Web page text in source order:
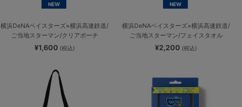
NEW
横浜DeNAベイスターズ×横浜高速鉄道/
ご当地スターマン/クリアポーチ
¥1,600 (税込)
NEW
横浜DeNAベイスターズ×横浜高速鉄道/
ご当地スターマン/フェイスタオル
¥2,200 (税込)